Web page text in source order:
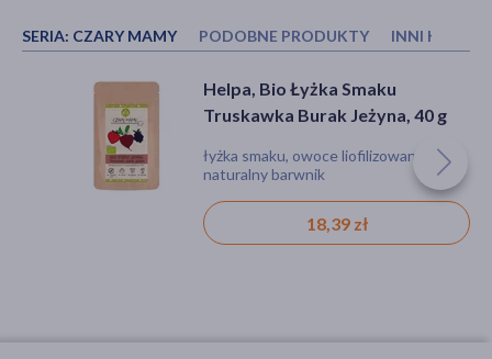
SERIA: CZARY MAMY PODOBNE PRODUKTY INNI
Soligrano Bio, orkisz
ekspandowany, 80 g
orkisz, bio
3,99 zł
Helpa, Czary Mamy, Bio Manna
Dawnych Zbóż, 200 g
kaszka
19,49 zł
Helpa, Bio Łyżka Smaku
Truskawka Burak Jeżyna, 40 g
łyżka smaku, owoce liofilizowane,
naturalny barwnik
18,39 zł